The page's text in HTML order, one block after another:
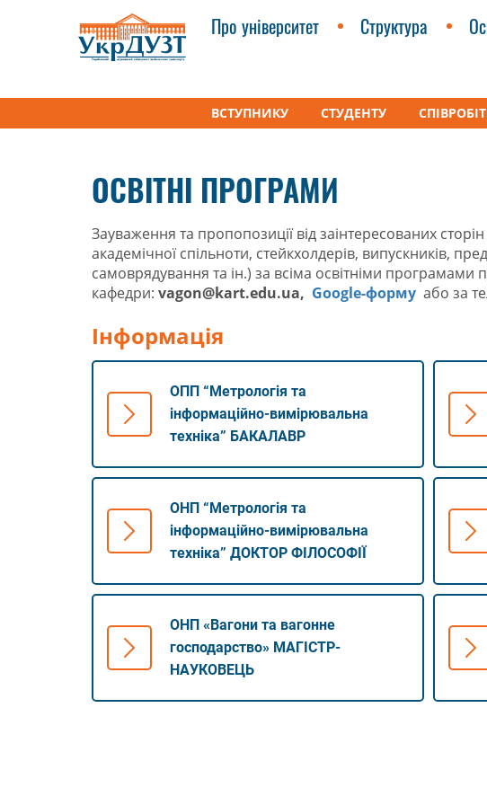
Про університет Структура
ВСТУПНИКУ СТУДЕНТУ
Факультети Кафедра «Інженерія вагонів та
ОСВІТНІ ПРОГРАМИ
Зауваження та пропопозиції від заінтересованих
академічної спільноти, стейкхолдерів, випускників,
самоврядування та ін.) за всіма освітніми
кафедри: vagon@kart.edu.ua, Google-форму або за
Інформація
ОПП “Метрологія та
інформаційно-вимірювальна
техніка” БАКАЛАВР
ОНП “Метрологія та
інформаційно-вимірювальна
техніка” ДОКТОР ФІЛОСОФІЇ
ОНП «Вагони та вагонне
господарство» МАГІСТР-
НАУКОВЕЦЬ